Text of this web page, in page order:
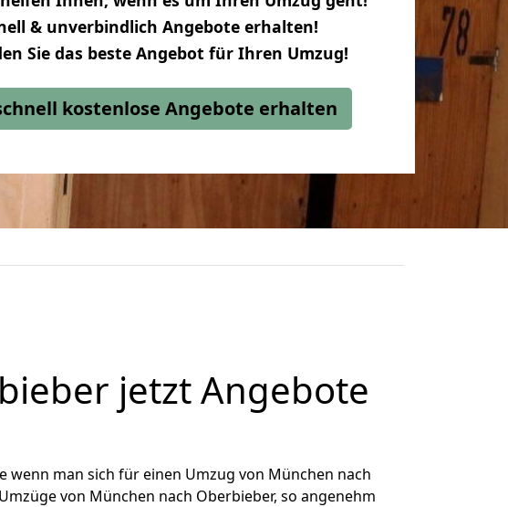
& unverbindlich Angebote erhalten!
Sie das beste Angebot für Ihren Umzug!
kostenlose Angebote erhalten
jetzt Angebote
wenn man sich für einen Umzug von München nach
von München nach Oberbieber, so angenehm